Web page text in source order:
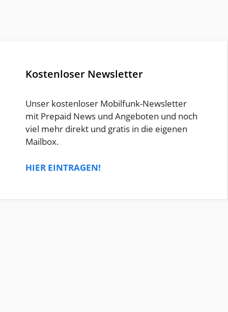
Kostenloser Newsletter
Unser kostenloser Mobilfunk-Newsletter
mit Prepaid News und Angeboten und noch
viel mehr direkt und gratis in die eigenen
Mailbox.
HIER EINTRAGEN!